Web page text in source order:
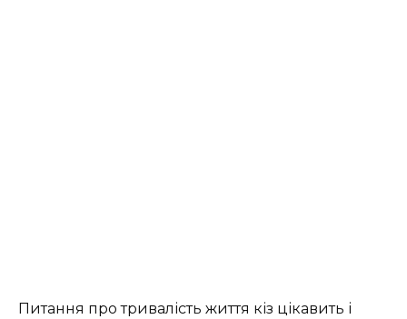
Питання про тривалість життя кіз цікавить і